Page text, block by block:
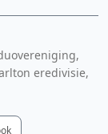
eredivisie,